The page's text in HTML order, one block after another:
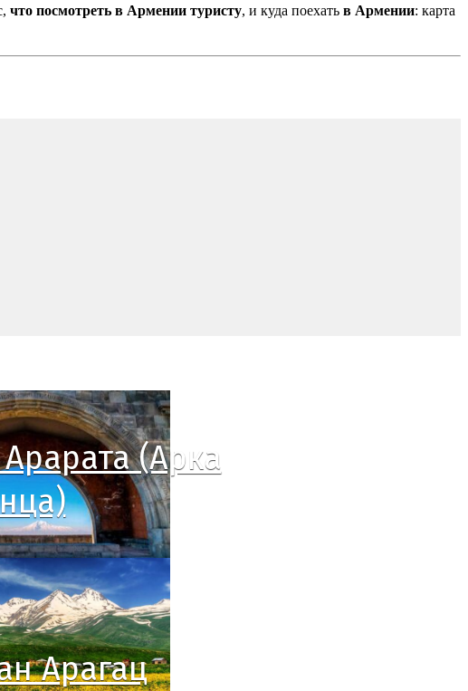
что посмотреть в Армении туристу, и куда поехать в Армении: карта
(Арка
Арагац